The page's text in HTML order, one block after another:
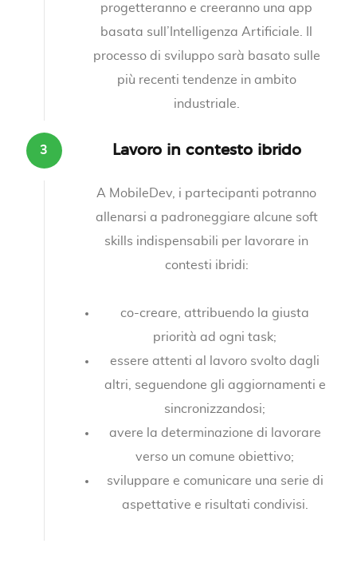
progetteranno e creeranno una app
basata sull’Intelligenza Artificiale. Il
processo di sviluppo sarà basato sulle
più recenti tendenze in ambito
industriale.
Lavoro in contesto ibrido
A MobileDev, i partecipanti potranno
allenarsi a padroneggiare alcune soft
skills indispensabili per lavorare in
contesti ibridi:
co-creare, attribuendo la giusta
priorità ad ogni task;
essere attenti al lavoro svolto dagli
altri, seguendone gli aggiornamenti e
sincronizzandosi;
avere la determinazione di lavorare
verso un comune obiettivo;
sviluppare e comunicare una serie di
aspettative e risultati condivisi.